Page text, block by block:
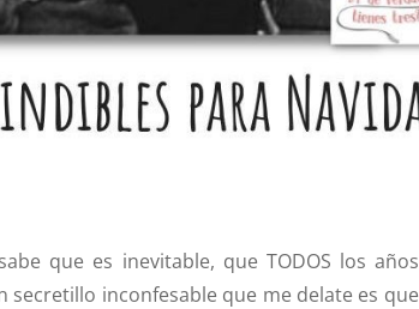
que es inevitable, que TODOS los años
secretillo inconfesable que me delate es que